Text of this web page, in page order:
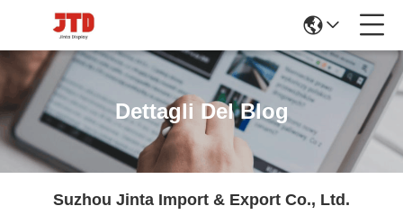
Dettagli Del Blog
Suzhou Jinta Import & Export Co., Ltd.